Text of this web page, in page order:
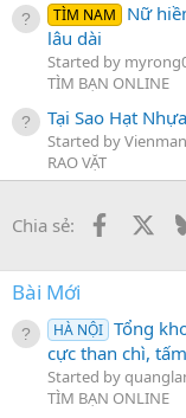
TÌM NAM
Nữ
lâu dài
Started by
TÌM BẠN ONLINE
Tại Sao Hạt
Started by Vienman
RAO VẶT
Chia sẻ:
Bài Mới
HÀ NỘI Tổng
cực than chì,
Started by
TÌM BẠN ONLINE